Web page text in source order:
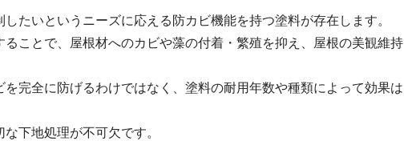
たいというニーズに応える防カビ機能を持つ塗料が存在します。
ことで、屋根材へのカビや藻の付着・繁殖を抑え、屋根の美観維持
完全に防げるわけではなく、塗料の耐用年数や種類によって効果は
下地処理が不可欠です。